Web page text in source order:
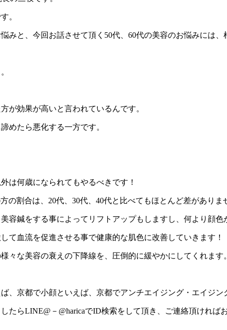
。
みと、今回お話させて頂く50代、60代の美容のお悩みには、
が効果が高いと言われているんです。
めたら悪化する一方です。
は何歳になられてもやるべきです！
割合は、20代、30代、40代と比べてもほとんど差がありま
容鍼をする事によってリフトアップもしますし、何より顔色
て血流を促進させる事で健康的な肌色に改善していきます！
々な美容の衰えの下降線を、圧倒的に緩やかにしてくれます。
、京都で小顔といえば、京都でアンチエイジング・エイジ
らLINE@－@haricaでID検索をして頂き、ご連絡頂ければ